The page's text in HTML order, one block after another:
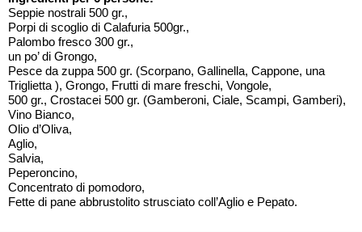
Seppie nostrali 500 gr.,
Porpi di scoglio di Calafuria 500gr.,
Palombo fresco 300 gr.,
un po’ di Grongo,
Pesce da zuppa 500 gr. (Scorpano, Gallinella, Cappone, una
Triglietta ), Grongo, Frutti di mare freschi, Vongole,
500 gr., Crostacei 500 gr. (Gamberoni, Ciale, Scampi, Gamberi),
Vino Bianco,
Olio d’Oliva,
Aglio,
Salvia,
Peperoncino,
Concentrato di pomodoro,
Fette di pane abbrustolito strusciato coll’Aglio e Pepato.